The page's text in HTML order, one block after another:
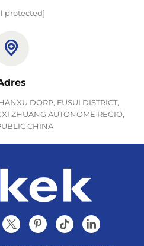
protected]
DORP, FUSUI DISTRICT,
ZHUANG AUTONOME REGIO,
CHINA